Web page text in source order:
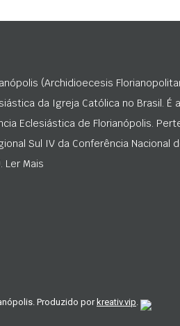
(Archidioecesis
da Igreja Católica no Brasil. É
Eclesiástica de Florianópolis.
Sul IV da Conferência Nacional
Ler Mais
Produzido porkreativ.vip